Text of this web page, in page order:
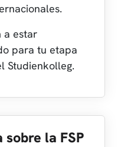
a estar
para tu etapa
Studienkolleg.
la FSP